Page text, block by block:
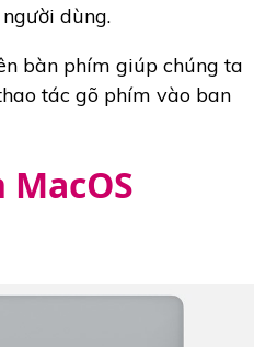
dùng.
bàn phím giúp chúng ta
tác gõ phím vào ban